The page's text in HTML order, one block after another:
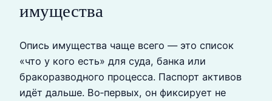
имущества
Опись имущества чаще всего — это список
«что у кого есть» для суда, банка или
бракоразводного процесса. Паспорт активов
идёт дальше. Во‑первых, он фиксирует не